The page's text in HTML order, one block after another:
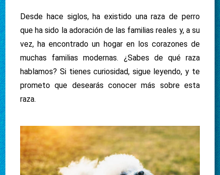
Desde hace siglos, ha existido una raza de perro
que ha sido la adoración de las familias reales y, a su
vez, ha encontrado un hogar en los corazones de
muchas familias modernas. ¿Sabes de qué raza
hablamos? Si tienes curiosidad, sigue leyendo, y te
prometo que desearás conocer más sobre esta
raza.